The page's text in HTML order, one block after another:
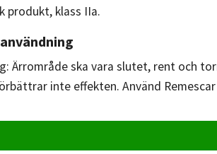
produkt, klass IIa.
Ärrområde ska vara slutet, rent och
inte effekten. Använd